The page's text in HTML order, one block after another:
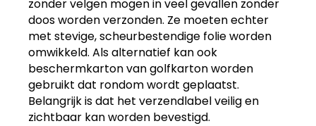
zonder velgen mogen in veel gevallen zonder
doos worden verzonden. Ze moeten echter
met stevige, scheurbestendige folie worden
omwikkeld. Als alternatief kan ook
beschermkarton van golfkarton worden
gebruikt dat rondom wordt geplaatst.
Belangrijk is dat het verzendlabel veilig en
zichtbaar kan worden bevestigd.